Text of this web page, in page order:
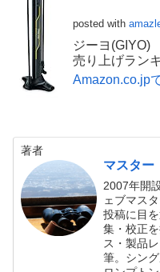
posted with
ジーヨ(GIYO)
売り上げラン
Amazon.co.jp
著者
マスター
2007年開
ェブマス
投稿に目
集・校正
ス・製品
筆。シン